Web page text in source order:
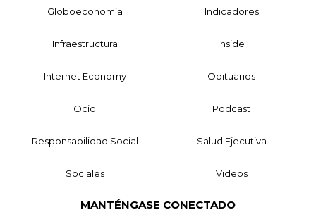
Globoeconomía Indicadores
Infraestructura Inside
Internet Economy Obituarios
Ocio Podcast
Responsabilidad Social Salud Ejecutiva
Sociales Videos
MANTÉNGASE CONECTADO